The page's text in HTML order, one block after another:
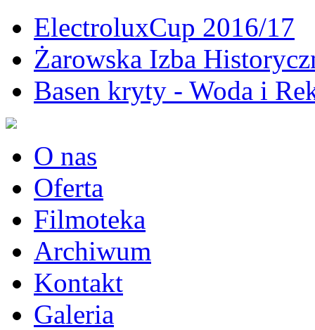
ElectroluxCup 2016/17
Żarowska Izba
Basen kryty - Woda i
O nas
Oferta
Filmoteka
Archiwum
Kontakt
Galeria